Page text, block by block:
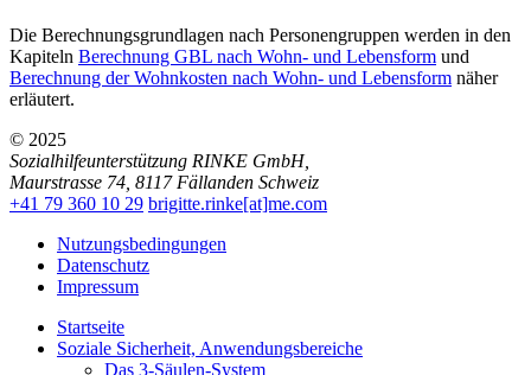
Die Berechnungsgrundlagen nach Personengruppen werden in den
Kapiteln Berechnung GBL nach Wohn- und Lebensform und
Berechnung der Wohnkosten nach Wohn- und Lebensform näher
erläutert.
© 2025
Sozialhilfeunterstützung RINKE GmbH,
Maurstrasse 74 8117 Fällanden Schweiz
+41 79 360 10 29 brigitte.rinke[at]me.com
Nutzungsbedingungen
Datenschutz
Impressum
Startseite
Soziale Sicherheit, Anwendungsbereiche
Das 3-Säulen-System